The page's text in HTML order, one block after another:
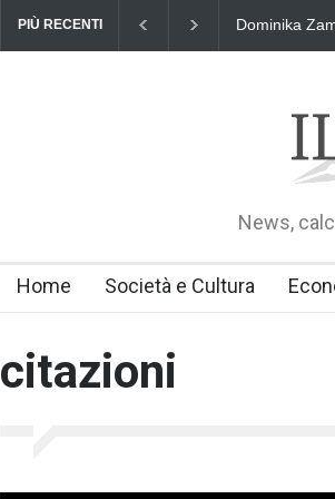
PIÙ RECENTI Dominika
News,
Home Società e Cultura
citazioni